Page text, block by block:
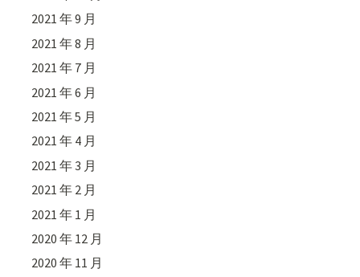
2021 年 9 月
2021 年 8 月
2021 年 7 月
2021 年 6 月
2021 年 5 月
2021 年 4 月
2021 年 3 月
2021 年 2 月
2021 年 1 月
2020 年 12 月
2020 年 11 月